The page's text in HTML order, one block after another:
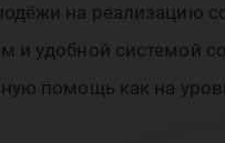
на реализацию
и удобной системой
помощь как на